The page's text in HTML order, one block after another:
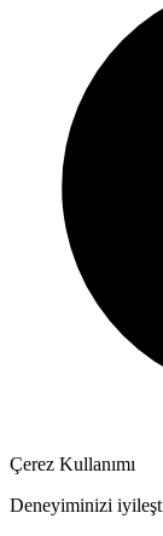
Çerez Kullanımı
Deneyiminizi